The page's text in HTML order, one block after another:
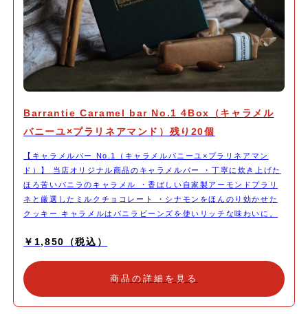
Barrantie Caramel bar No.1 4Box（キャラメル
バニーユ×プラリネアマンド）残り20個
【キャラメルバー No.1（キャラメルバニーユ×プラリネアマン
ド）】 当店オリジナル商品のキャラメルバー ・丁寧に炊き上げた
ほろ苦いバニラのキャラメル ・香ばしい自家製アーモンドプラリ
ネと厳選したミルクチョコレート ・シナモンをほんのり効かせた
クッキー キャラメルはバニラビーンズを使いリッチな味わいに。
く、あえて粗めのペースト状にすることで心地良い食感を残してお
かせることで大人の味わいに仕上がりました。 時間とともにする
変化する食感や香りの感じ方をお愉しみください。 深煎りのコー
￥1,850（税込）
商品の詳細を見る